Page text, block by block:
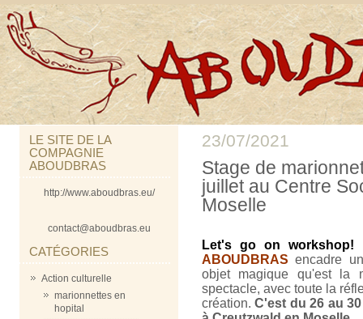
LE SITE DE LA
COMPAGNIE
ABOUDBRAS
http://www.aboudbras.eu/
contact@aboudbras.eu
CATÉGORIES
Action culturelle
marionnettes en
hopital
23/07/2021
Stage de
juillet au Centre
Moselle
Let's go on workshop!
ABOUDBRASencadre
objet magique qu'est la
spectacle, avec toute la
création.C'est du 26 au